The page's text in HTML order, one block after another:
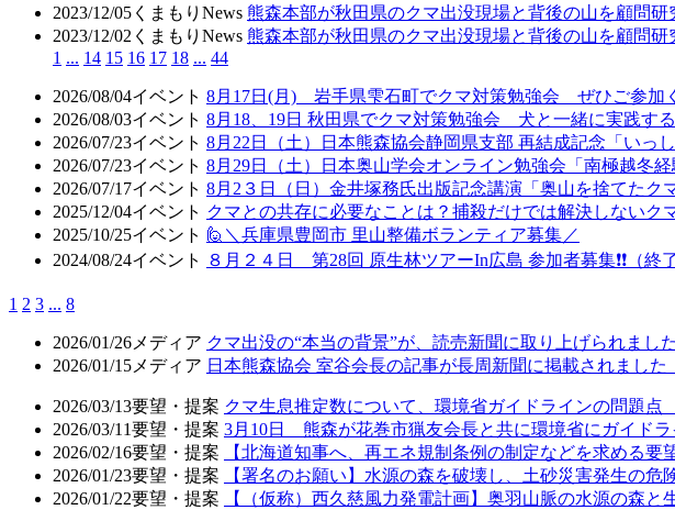
2023/12/05 くまもりNews 熊森本部が秋田県のクマ出没現場と背後の山を顧問
2023/12/02 くまもりNews 熊森本部が秋田県のクマ出没現場と背後の山を顧問
1 ... 14 15 16 17 18 ... 44
2026/08/04イベント 8月17日(月) 岩手県雫石町でクマ対策勉強会 ぜひご参加
2026/08/03イベント 8月18、19日 秋田県でクマ対策勉強会 犬と一緒に実践す
2026/07/23イベント 8月22日（土）日本熊森協会静岡県支部 再結成記念「いっ
2026/07/23イベント 8月29日（土）日本奥山学会オンライン勉強会「南極越冬
2026/07/17イベント 8月2３日（日）金井塚務氏出版記念講演「奥山を捨てたク
2025/12/04イベント クマとの共存に必要なことは？捕殺だけでは解決しないク
2025/10/25イベント 🙋＼兵庫県豊岡市 里山整備ボランティア募集／
2024/08/24イベント ８月２４日 第28回 原生林ツアーIn広島 参加者募集❗❗（終
1 2 3 ... 8
2026/01/26 メディア クマ出没の“本当の背景”が、読売新聞に取り上げられました
2026/01/15 メディア 日本熊森協会 室谷会長の記事が長周新聞に掲載されました
2026/03/13要望・提案 クマ生息推定数について、環境省ガイドラインの問題
2026/03/11要望・提案 3月10日 熊森が花巻市猟友会長と共に環境省にガイド
2026/02/16要望・提案
【北海道知事へ、再エネ規制条例の制定などを求める要
2026/01/23要望・提案
【署名のお願い】水源の森を破壊し、土砂災害発生の
2026/01/22要望・提案
【（仮称）西久慈風力発電計画】奥羽山脈の水源の森と